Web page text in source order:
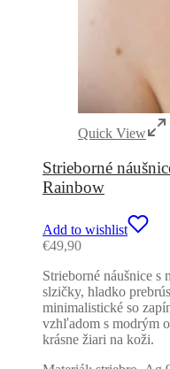
Quick View
Strieborné
Rainbow
Add to wishlist
€49,90
Strieborné náušnice s
slzičky, hladko
minimalistické so
vzhľadom s modrým
krásne žiari na koži.